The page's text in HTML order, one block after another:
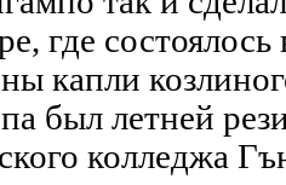
где
капли
был летней
колледжа